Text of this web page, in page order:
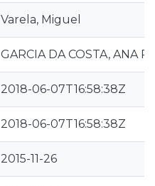
Varela, Miguel
GARCIA DA COSTA, ANA
2018-06-07T16:58:38Z
2018-06-07T16:58:38Z
2015-11-26